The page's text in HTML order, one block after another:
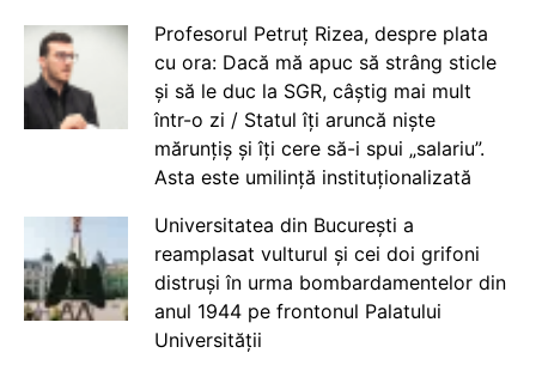
Profesorul Petruț Rizea, despre plata
cu ora: Dacă mă apuc să strâng sticle
și să le duc la SGR, câștig mai mult
într-o zi / Statul îți aruncă niște
mărunțiș și îți cere să-i spui „salariu”.
Asta este umilință instituționalizată
Universitatea din București a
reamplasat vulturul și cei doi grifoni
distruși în urma bombardamentelor din
anul 1944 pe frontonul Palatului
Universității